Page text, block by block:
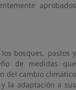
aprobados
bosques, pastos y
de medidas que
del cambio climático
la adaptación a sus